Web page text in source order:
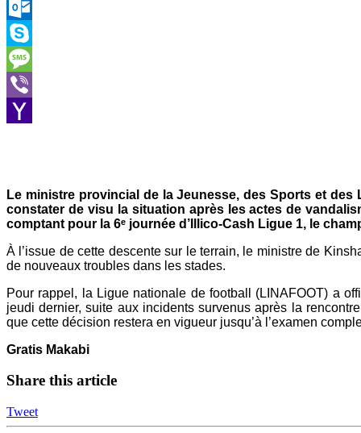
LinkedIn
Outlook.com
Skype
Message
Viber
Le ministre provincial de la Jeunesse, des Sports et
constater de visu la situation après les actes de
comptant pour la 6ᵉ journée d’Illico-Cash Ligue 1, le
À l’issue de cette descente sur le terrain, le ministre de
de nouveaux troubles dans les stades.
Pour rappel, la Ligue nationale de football (LINAFOOT) a
jeudi dernier, suite aux incidents survenus après la
que cette décision restera en vigueur jusqu’à l’examen
Gratis Makabi
Share this article
Tweet